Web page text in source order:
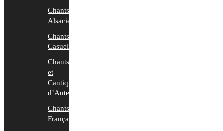
Chants
Alsaciens
Chants
Casuels
Chants
et
Cantiques
d’Auteurs
Chants
Français